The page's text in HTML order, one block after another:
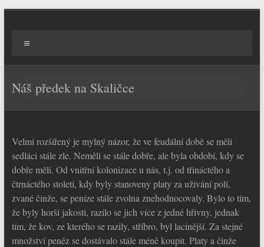
Skip
Kronika
rodu
Vermou(zs)ků
Náš předek na Skaličce
Velmi rozšířený je mylný názor, že ve feudální době se měli
sedláci stále zle. Neměli se stále dobře, ale byla období, kdy se
dobře měli. Od vnitřní kolonizace u nás, t.j. od třináctého a
čtrnáctého století, kdy byly stanoveny platy za užívání polí,
zvané činže, se peníze stále zvolna znehodnocovaly. Bylo to tím,
že byly horší jakosti, razilo se jich více z jedné hřivny, jednak
tím, že kov, ze kterého se razily, stříbro, byl lacinější. Za stejné
množství peněz se dostávalo stále méně koupit. Platy a činže